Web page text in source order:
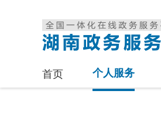
首页 个人服务